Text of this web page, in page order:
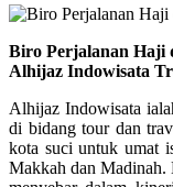
Biro Perjalanan Haji
Alhijaz Indowisata
Alhijaz Indowisata
di bidang tour dan
kota suci untuk umat
Makkah dan Madinah.